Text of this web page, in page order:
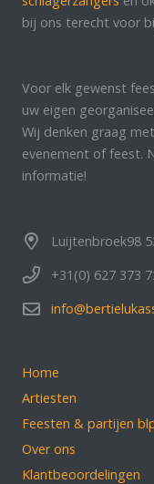
bij ons terecht voor
Voor elk gewenst
uw eigen
Wij denken graag
evenement of feest.
informatie!
Luijtenbroek98
+31(0) 627 373
Home
Artiesten
Feesten & partijen
Over ons
Klantbeoordelingen